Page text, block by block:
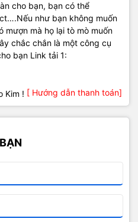
cho bạn, bạn có thể
như bạn không muốn
mượn mà họ lại tò mò muốn
chắc chắn là một công cụ
bạn Link tải 1:
[ Hướng dẫn thanh toán]